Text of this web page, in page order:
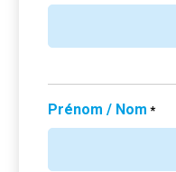
Prénom / Nom *